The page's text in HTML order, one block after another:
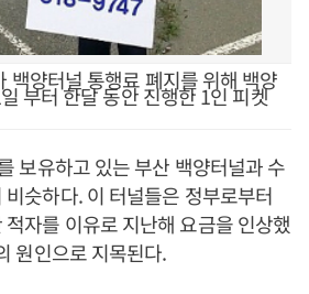
양터널 통행료 폐지를 위해 백양
부터 한달 동안 진행한 1인 피켓
보유하고 있는 부산 백양터널과 수
슷하다. 이 터널들은 정부로부터
자를 이유로 지난해 요금을 인상했
원인으로 지목된다.